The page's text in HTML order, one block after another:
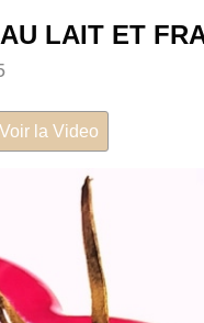
LAIT ET
Voir la Video